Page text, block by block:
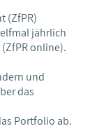
(ZfPR)
jährlich
online).
und
das
Portfolio ab.